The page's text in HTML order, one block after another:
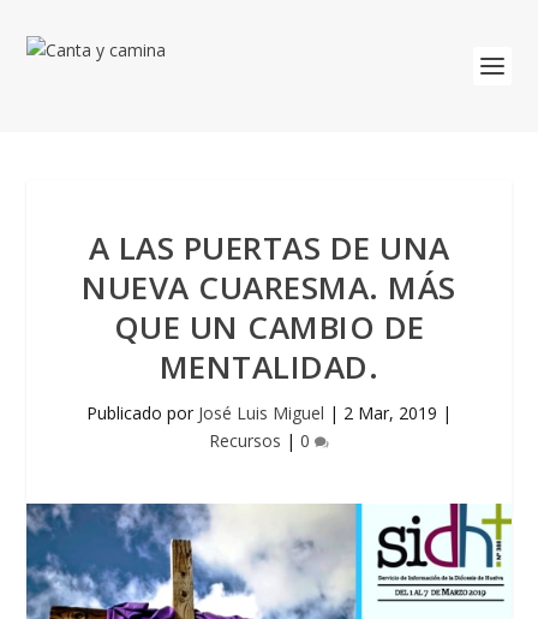
A LAS PUERTAS DE UNA
NUEVA CUARESMA. MÁS
QUE UN CAMBIO DE
MENTALIDAD.
Publicado por José Luis Miguel | 2 Mar, 2019 |
Recursos | 0